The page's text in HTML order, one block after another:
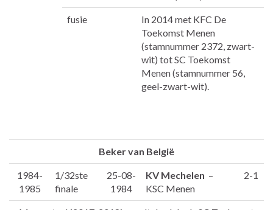
fusie
In 2014 met KFC De
Toekomst Menen
(stamnummer 2372, zwart-
wit) tot SC Toekomst
Menen (stamnummer 56,
geel-zwart-wit).
Beker van België
1984-
1985
1/32ste
finale
25-08-
1984
KV Mechelen –
KSC Menen
2-1